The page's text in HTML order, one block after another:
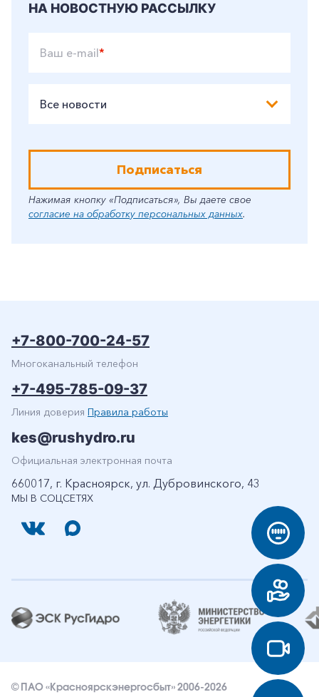
НА НОВОСТНУЮ РАССЫЛКУ
Ваш e-mail*
Все новости
Подписаться
Нажимая кнопку «Подписаться», Вы даете свое
согласие на обработку персональных данных.
МЫ В СОЦСЕТЯХ
+7-800-700-24-57
Многоканальный телефон
+7-495-785-09-37
Линия доверия Правила работы
kes@rushydro.ru
Официальная электронная почта
660017, г. Красноярск, ул. Дубровинского, 43
© ПАО «Красноярскэнергосбыт» 2006-2026